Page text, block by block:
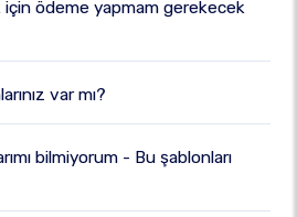
için ödeme yapmam gerekecek
var mı?
bilmiyorum - Bu şablonları